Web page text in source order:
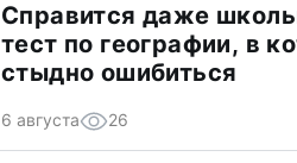
Справится даже
тест по географии, в
стыдно ошибиться
6 августа 26